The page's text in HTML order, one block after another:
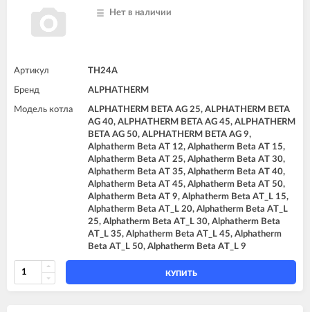
Нет в наличии
Артикул TH24A
Бренд ALPHATHERM
Модель котла
ALPHATHERM BETA AG 25, ALPHATHERM BETA
AG 40, ALPHATHERM BETA AG 45, ALPHATHERM
BETA AG 50, ALPHATHERM BETA AG 9,
Alphatherm Beta AT 12, Alphatherm Beta AT 15,
Alphatherm Beta AT 25, Alphatherm Beta AT 30,
Alphatherm Beta AT 35, Alphatherm Beta AT 40,
Alphatherm Beta AT 45, Alphatherm Beta AT 50,
Alphatherm Beta AT 9, Alphatherm Beta AT_L 15,
Alphatherm Beta AT_L 20, Alphatherm Beta AT_L
25, Alphatherm Beta AT_L 30, Alphatherm Beta
AT_L 35, Alphatherm Beta AT_L 45, Alphatherm
Beta AT_L 50, Alphatherm Beta AT_L 9
КУПИТЬ